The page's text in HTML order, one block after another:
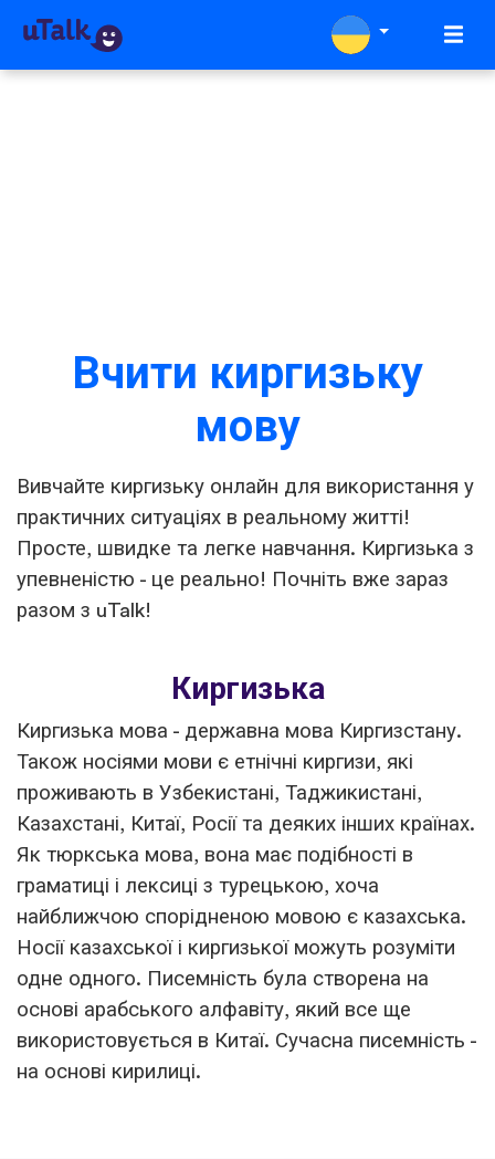
Вчити киргизьку
мову
Вивчайте киргизьку онлайн для використання у
практичних ситуаціях в реальному житті!
Просте, швидке та легке навчання. Киргизька з
упевненістю - це реально! Почніть вже зараз
разом з uTalk!
Киргизька
Киргизька мова - державна мова Киргизстану.
Також носіями мови є етнічні киргизи, які
проживають в Узбекистані, Таджикистані,
Казахстані, Китаї, Росії та деяких інших країнах.
Як тюркська мова, вона має подібності в
граматиці і лексиці з турецькою, хоча
найближчою спорідненою мовою є казахська.
Носії казахської і киргизької можуть розуміти
одне одного. Писемність була створена на
основі арабського алфавіту, який все ще
використовується в Китаї. Сучасна писемність -
на основі кирилиці.